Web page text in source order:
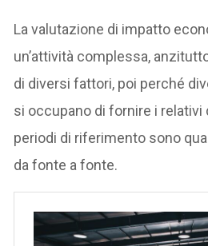
La valutazione di impatto
un’attività complessa,
di diversi fattori, poi perché
si occupano di fornire i relativi
periodi di riferimento sono
da fonte a fonte.